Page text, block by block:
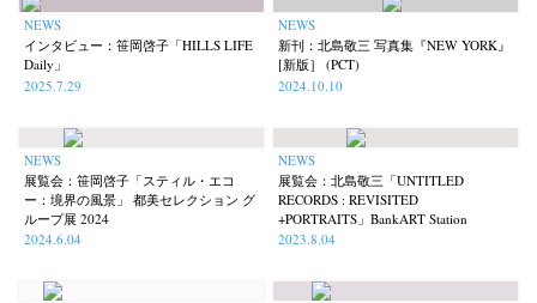
NEWS
インタビュー：笹岡啓子「HILLS LIFE
Daily」
2025.7.29
NEWS
新刊：北島敬三 写真集『NEW YORK』
[新版］ (PCT)
2024.10.10
NEWS
展覧会：笹岡啓子「スティル・エコ
ー：境界の風景」 都美セレクション グ
ループ展 2024
2024.6.04
NEWS
展覧会：北島敬三「UNTITLED
RECORDS : REVISITED
+PORTRAITS」BankART Station
2023.8.04